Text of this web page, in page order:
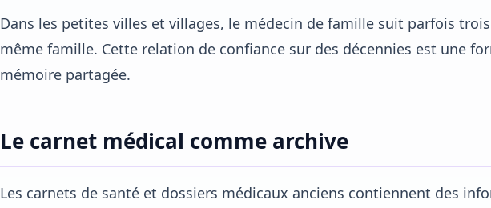
Dans les petites villes et villages, le médecin de famille suit parfois
même famille. Cette relation de confiance sur des décennies est une
mémoire partagée.
Le carnet médical comme archive
Les carnets de santé et dossiers médicaux anciens contiennent des